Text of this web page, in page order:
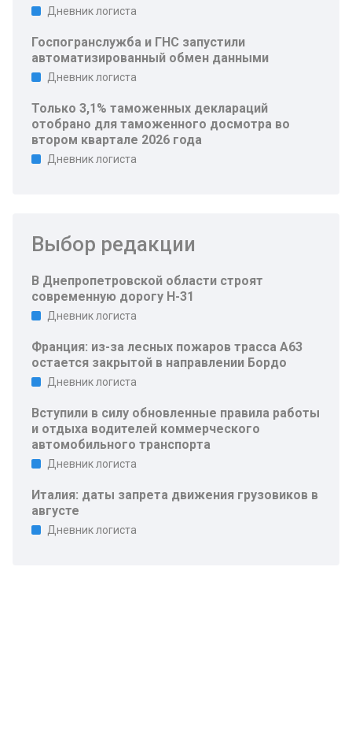
Дневник логиста
Госпогранслужба и ГНС запустили
автоматизированный обмен данными
Дневник логиста
Только 3,1% таможенных деклараций
отобрано для таможенного досмотра во
втором квартале 2026 года
Дневник логиста
Выбор редакции
В Днепропетровской области строят
современную дорогу Н-31
Дневник логиста
Франция: из-за лесных пожаров трасса A63
остается закрытой в направлении Бордо
Дневник логиста
Вступили в силу обновленные правила работы
и отдыха водителей коммерческого
автомобильного транспорта
Дневник логиста
Италия: даты запрета движения грузовиков в
августе
Дневник логиста